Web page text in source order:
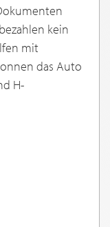
kein
mit
das Auto
H-